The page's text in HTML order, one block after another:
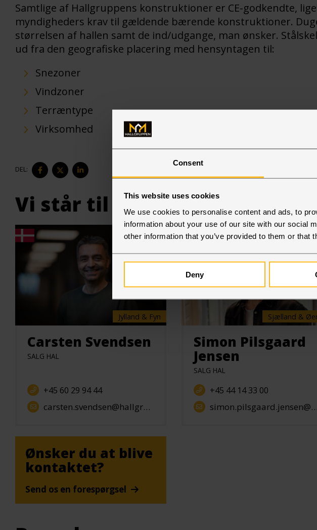
Consent
This website uses cookies
We use cookies to personalise content and ads, to
information about your use of our site with our social
other information that you’ve provided to them or that
Deny
Samtlige af Hallgruppens konstruktioner er CE-godkendte,
myndigheders krav til gældende bærende konstruktioner.
størrelsen af hallen samt de ind/udgange, man ønsker.
ud fra den geografiske placering med hensyntagen til:
Snezoner
Vindzoner
Terræntype
Virksomhed
DEL:
DEL
PÅ
DEL
PÅ
PÅ
Vi står til din tjeneste
Jylland & Fyn
Carsten Svendsen
SALG HAL
+45 60 29 94 44
carsten.svendsen@hallgruppen.dk
Sjælland &
Simon Pilsgaard
Jensen
SALG HAL
+45 44 14 33 00
simon.pilsgaard.jensen@hallgruppen.dk
Ønsker du at blive
kontaktet?
Send os en forespørgsel